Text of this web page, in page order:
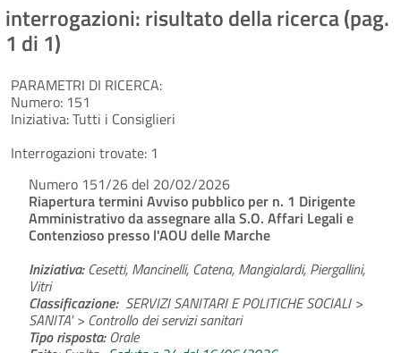
interrogazioni: risultato della ricerca (pag.
1 di 1)
PARAMETRI DI RICERCA:
Numero: 151
Iniziativa:Tutti i Consiglieri
Interrogazioni trovate: 1
Numero 151/26 del 20/02/2026
Riapertura termini Avviso pubblico per n. 1 Dirigente
Amministrativo da assegnare alla S.O. Affari Legali e
Contenzioso presso l'AOU delle Marche
Iniziativa:Cesetti, Mancinelli, Catena, Mangialardi, Piergallini,
Vitri
Classificazione: SERVIZI SANITARI E POLITICHE SOCIALI >
SANITA' > Controllo dei servizi sanitari
Tipo risposta:Orale